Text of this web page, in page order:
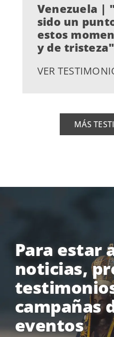
Venezuela |
sido un
estos
y de tristeza"
VER
MÁS
Para estar
noticias,
campañas
eventos